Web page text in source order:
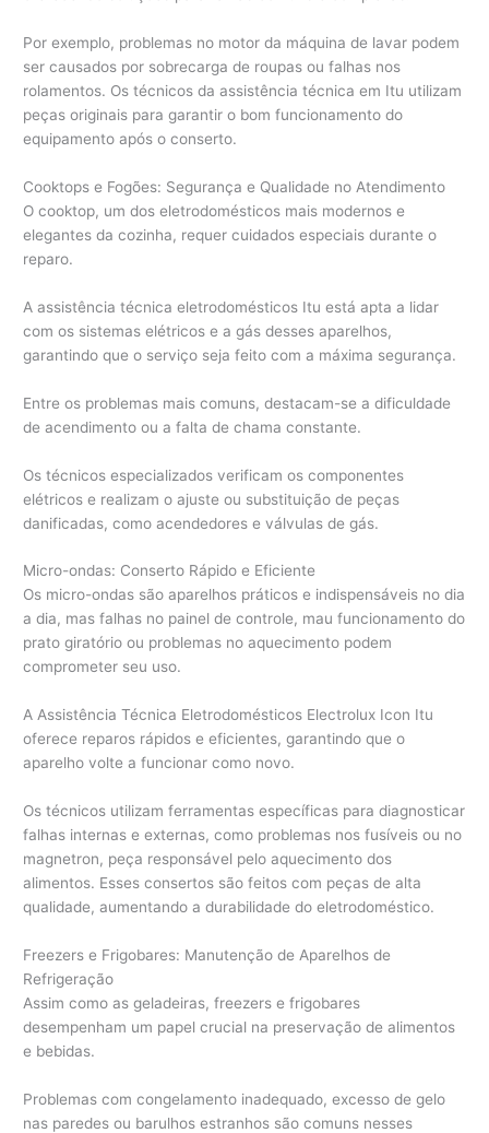
Por exemplo, problemas no motor da máquina de lavar podem
ser causados por sobrecarga de roupas ou falhas nos
rolamentos. Os técnicos da assistência técnica em Itu utilizam
peças originais para garantir o bom funcionamento do
equipamento após o conserto.
Cooktops e Fogões: Segurança e Qualidade no Atendimento
O cooktop, um dos eletrodomésticos mais modernos e
elegantes da cozinha, requer cuidados especiais durante o
reparo.
A assistência técnica eletrodomésticos Itu está apta a lidar
com os sistemas elétricos e a gás desses aparelhos,
garantindo que o serviço seja feito com a máxima segurança.
Entre os problemas mais comuns, destacam-se a dificuldade
de acendimento ou a falta de chama constante.
Os técnicos especializados verificam os componentes
elétricos e realizam o ajuste ou substituição de peças
danificadas, como acendedores e válvulas de gás.
Micro-ondas: Conserto Rápido e Eficiente
Os micro-ondas são aparelhos práticos e indispensáveis no dia
a dia, mas falhas no painel de controle, mau funcionamento do
prato giratório ou problemas no aquecimento podem
comprometer seu uso.
A Assistência Técnica Eletrodomésticos Electrolux Icon Itu
oferece reparos rápidos e eficientes, garantindo que o
aparelho volte a funcionar como novo.
Os técnicos utilizam ferramentas específicas para diagnosticar
falhas internas e externas, como problemas nos fusíveis ou no
magnetron, peça responsável pelo aquecimento dos
alimentos. Esses consertos são feitos com peças de alta
qualidade, aumentando a durabilidade do eletrodoméstico.
Freezers e Frigobares: Manutenção de Aparelhos de
Refrigeração
Assim como as geladeiras, freezers e frigobares
desempenham um papel crucial na preservação de alimentos
e bebidas.
Problemas com congelamento inadequado, excesso de gelo
nas paredes ou barulhos estranhos são comuns nesses